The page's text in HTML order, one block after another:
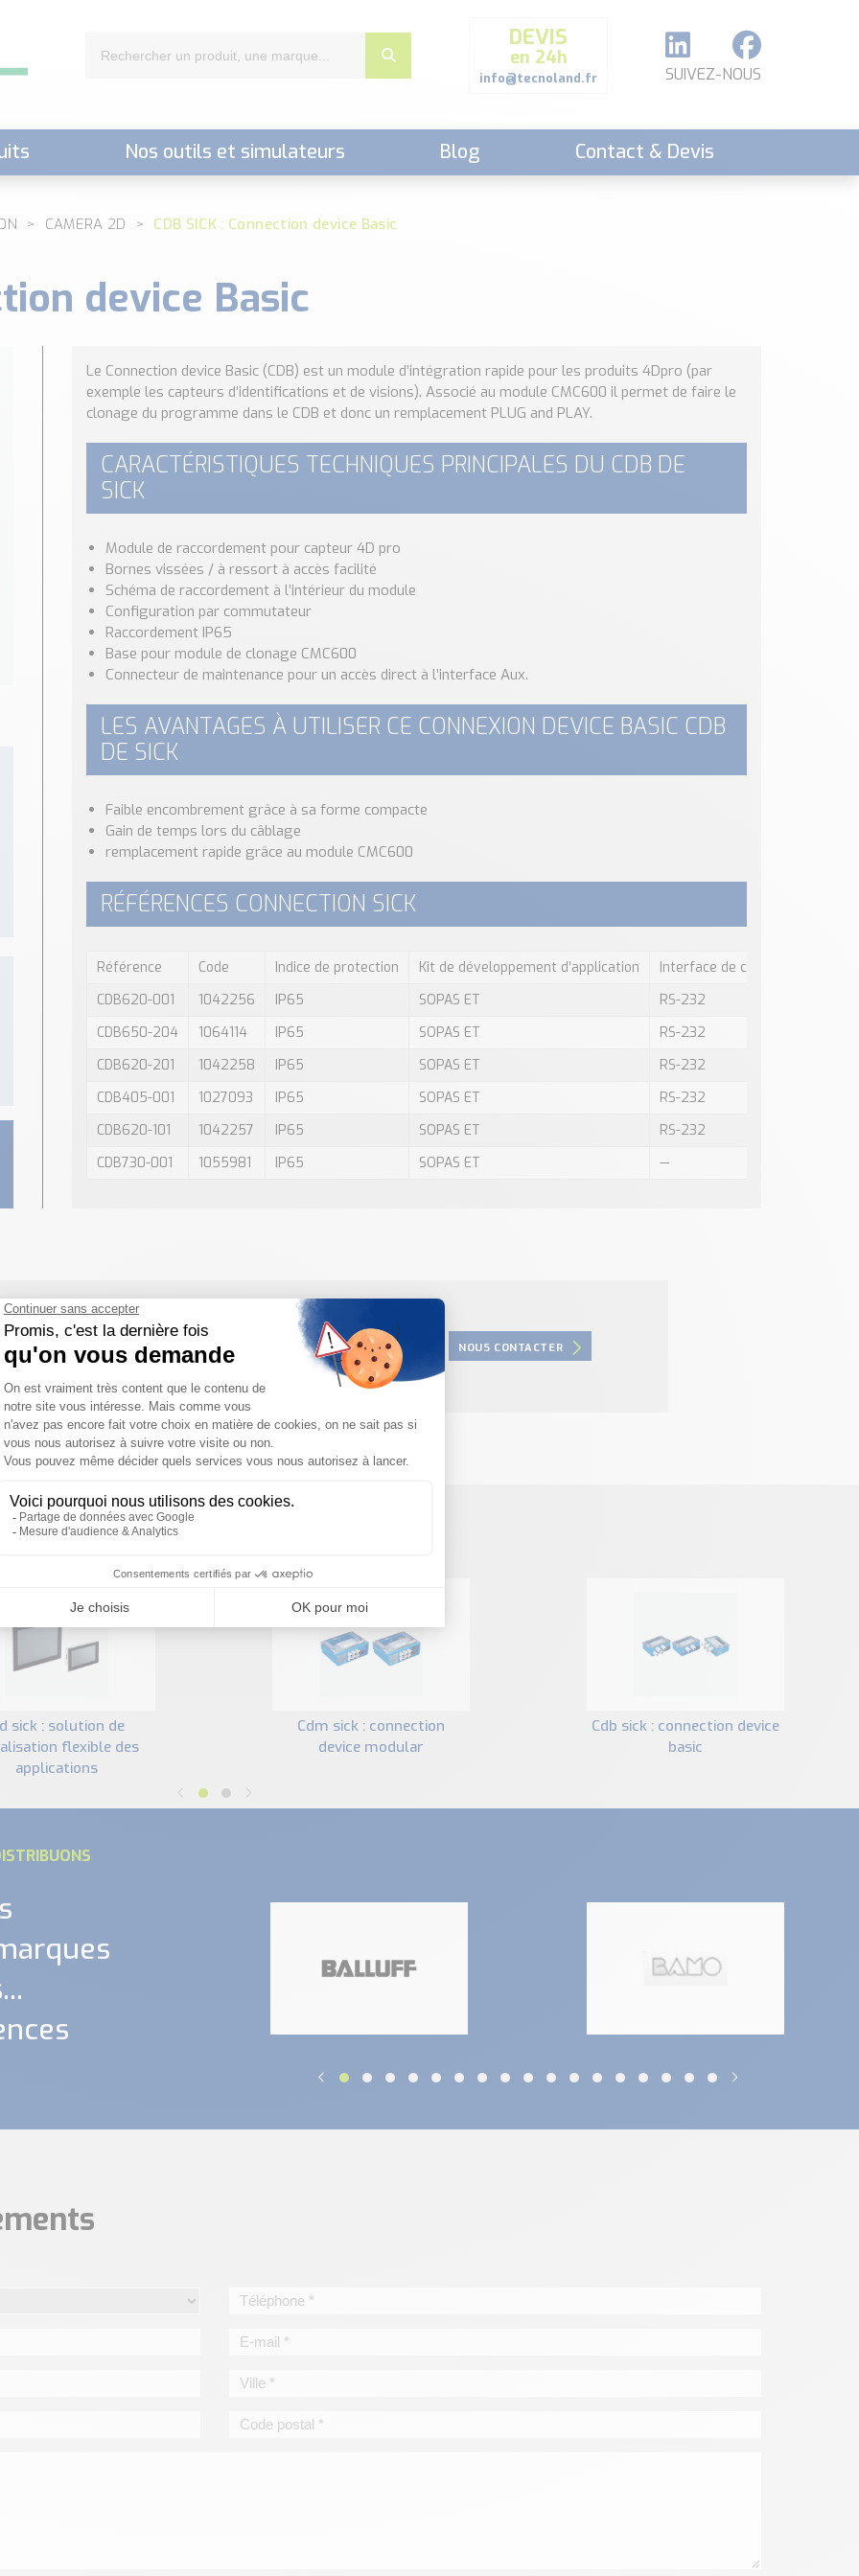
DEVIS
en 24h
info@tecnoland.fr SUIVEZ-NOUS
Nos outils et simulateurs Blog Contact & Devis
CAMERA 2D CDB SICK : Connection device Basic
device Basic
Le Connection device Basic (CDB) est un module d’intégration rapide pour les produits 4Dpro (par
exemple les capteurs d’identifications et de visions). Associé au module CMC600 il permet de faire le
clonage du programme dans le CDB et donc un remplacement PLUG and PLAY.
CARACTÉRISTIQUES TECHNIQUES PRINCIPALES DU CDB DE
SICK
Module de raccordement pour capteur 4D pro
Bornes vissées / à ressort à accès facilité
Schéma de raccordement à l’intérieur du module
Configuration par commutateur
Raccordement IP65
Base pour module de clonage CMC600
Connecteur de maintenance pour un accès direct à l’interface Aux.
LES AVANTAGES À UTILISER CE CONNEXION DEVICE BASIC CDB
DE SICK
Faible encombrement grâce à sa forme compacte
Gain de temps lors du câblage
remplacement rapide grâce au module CMC600
RÉFÉRENCES CONNECTION SICK
Référence Code Indice de protection Kit de développement d’application
Interface de communication
CDB620-001
1042256 IP65 SOPAS ET
RS-232
CDB650-204
1064114 IP65 SOPAS ET
RS-232
CDB620-201
1042258 IP65 SOPAS ET
RS-232
CDB405-001
1027093 IP65 SOPAS ET
RS-232
CDB620-101
1042257 IP65 SOPAS ET
RS-232
CDB730-001
1055981 IP65 SOPAS ET —
Besoin d'aide pour choisir votre produit ?
sommes à votre disposition pour définir votre projet NOUS CONTACTER
PRODUITS SIMILAIRES
flexible des
applications
cdm sick : connection
device modular
cdb sick : connection device
basic